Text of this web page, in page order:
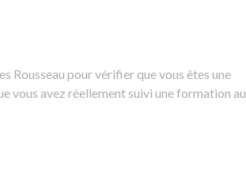
Rousseau pour vérifier que vous êtes une
vous avez réellement suivi une formation au